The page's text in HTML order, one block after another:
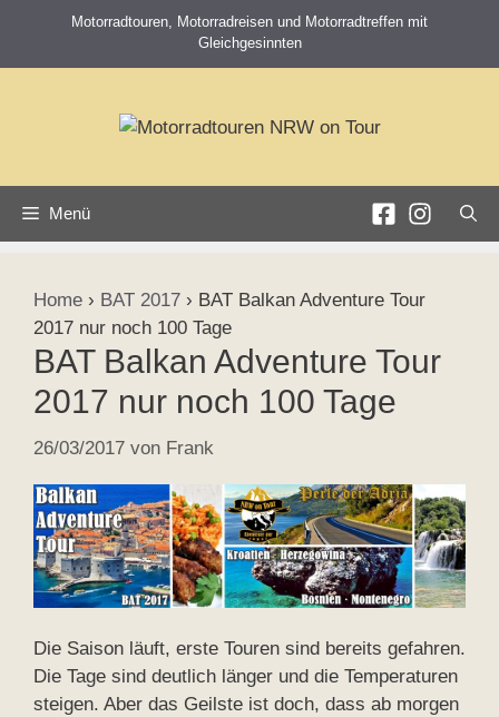
springen
Motorradtouren, Motorradreisen und Motorradtreffen mit
Gleichgesinnten
Menü
Home › BAT 2017 › BAT Balkan Adventure Tour
2017 nur noch 100 Tage
BAT Balkan Adventure Tour
2017 nur noch 100 Tage
26/03/2017 von Frank
Die Saison läuft, erste Touren sind bereits gefahren.
Die Tage sind deutlich länger und die Temperaturen
steigen. Aber das Geilste ist doch, dass ab morgen